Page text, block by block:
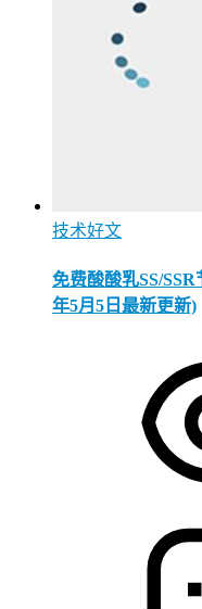
技术好文
免费酸酸乳SS/
年5月5日最新更新)